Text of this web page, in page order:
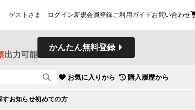
ゲストさま ログイン 新規会員登録ご利用ガイドお問い合わせ
出力可能
かんたん無料登録
お気に入りから 購入履歴から
すお知らせ初めての方